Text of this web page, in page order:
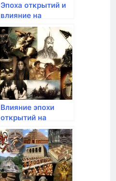
Эпоха открытий и
влияние на
политическую
карту мира
Влияние эпохи
открытий на
развитие культуры
и искусства